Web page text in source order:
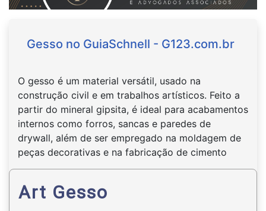
Gesso no GuiaSchnell - G123.com.br
O gesso é um material versátil, usado na
construção civil e em trabalhos artísticos. Feito a
partir do mineral gipsita, é ideal para acabamentos
internos como forros, sancas e paredes de
drywall, além de ser empregado na moldagem de
peças decorativas e na fabricação de cimento
Art Gesso